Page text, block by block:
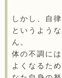
しかし、自
というよう
ん。
体の不調に
よくなるた